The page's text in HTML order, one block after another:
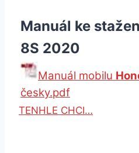
Manuál ke
8S 2020
Manuál mobilu
česky.pdf
TENHLE CHCI…